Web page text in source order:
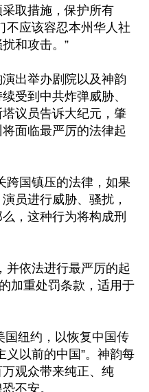
取措施，保护所有
不应该容忍本州华人社
和攻击。”
出举办剧院以及神韵
受到中共炸弹威胁、
议员告诉大纪元，肇
面临最严厉的法律起
跨国镇压的法律，如果
员进行威胁、骚扰，
，这种行为将构成刑
并依法进行最严厉的起
加重处罚条款，适用于
国纽约，以恢复中国传
义以前的中国”。神韵每
观众带来纯正、纯
不安。